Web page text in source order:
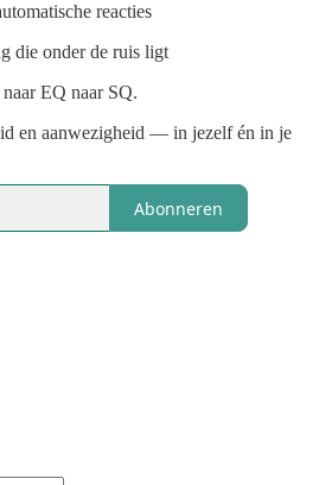
reacties
die onder de ruis ligt
EQ naar SQ.
en aanwezigheid — in jezelf én in je
Abonneren